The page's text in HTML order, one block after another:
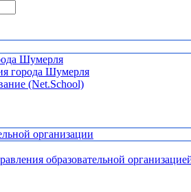
Шумерля
города Шумерля
(Net.School)
организации
образовательной